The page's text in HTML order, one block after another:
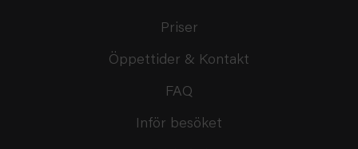
Priser
Öppettider & Kontakt
FAQ
Inför besöket